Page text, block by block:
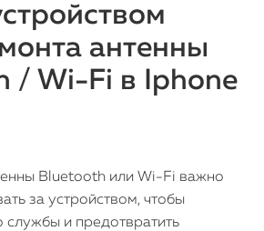
антенны
/ Wi-Fi в Iphone
Bluetooth или Wi-Fi важно
за устройством, чтобы
службы и предотвратить